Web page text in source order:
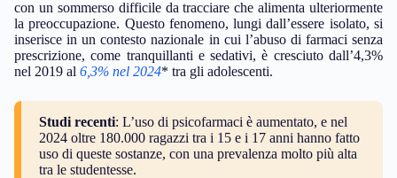
con un sommerso difficile da tracciare che alimenta ulteriormente
la preoccupazione. Questo fenomeno, lungi dall’essere isolato, si
inserisce in un contesto nazionale in cui l’abuso di farmaci senza
prescrizione, come tranquillanti e sedativi, è cresciuto dall’4,3%
nel 2019 al 6,3% nel 2024* tra gli adolescenti.
Studi recenti: L’uso di psicofarmaci è aumentato, e nel
2024 oltre 180.000 ragazzi tra i 15 e i 17 anni hanno fatto
uso di queste sostanze, con una prevalenza molto più alta
tra le studentesse.